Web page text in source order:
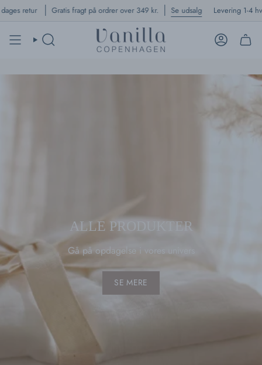
Skip
content
Gratis fragt på ordrer over 349 kr. Se udsalg Levering 1-4 hverdage
SEARCH ACCOUNT
ALLE PRODUKTER
Gå på opdagelse i vores univers
SE MERE